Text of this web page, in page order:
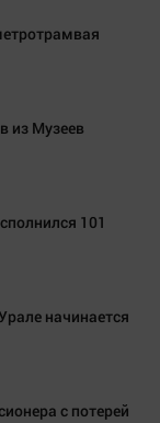
из Музеев
101
начинается
с потерей